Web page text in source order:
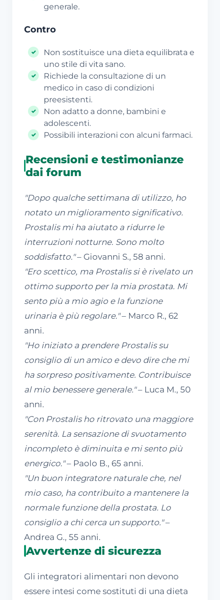
generale.
Contro
Non sostituisce una dieta equilibrata e
uno stile di vita sano.
Richiede la consultazione di un
medico in caso di condizioni
preesistenti.
Non adatto a donne, bambini e
adolescenti.
Possibili interazioni con alcuni farmaci.
Recensioni e testimonianze
dai forum
"Dopo qualche settimana di utilizzo, ho
notato un miglioramento significativo.
Prostalis mi ha aiutato a ridurre le
interruzioni notturne. Sono molto
soddisfatto."– Giovanni S., 58 anni.
"Ero scettico, ma Prostalis si è rivelato un
ottimo supporto per la mia prostata. Mi
sento più a mio agio e la funzione
urinaria è più regolare."– Marco R., 62
anni.
"Ho iniziato a prendere Prostalis su
consiglio di un amico e devo dire che mi
ha sorpreso positivamente. Contribuisce
al mio benessere generale."– Luca M., 50
anni.
"Con Prostalis ho ritrovato una maggiore
serenità. La sensazione di svuotamento
incompleto è diminuita e mi sento più
energico."– Paolo B., 65 anni.
"Un buon integratore naturale che, nel
mio caso, ha contribuito a mantenere la
normale funzione della prostata. Lo
consiglio a chi cerca un supporto."–
Andrea G., 55 anni.
Avvertenze di sicurezza
Gli integratori alimentari non devono
essere intesi come sostituti di una dieta